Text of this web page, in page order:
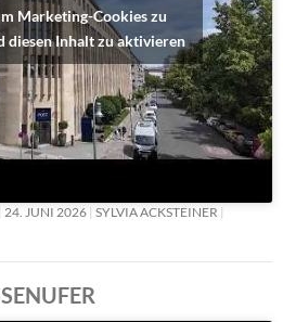
Marketing-Cookies zu
diesen Inhalt zu aktivieren
24. JUNI 2026 SYLVIA ACKSTEINER